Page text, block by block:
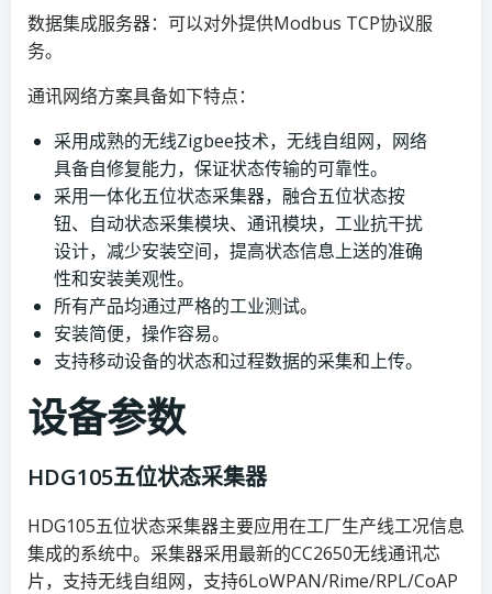
数据集成服务器：可以对外提供Modbus TCP协议服
务。
通讯网络方案具备如下特点：
采用成熟的无线Zigbee技术，无线自组网，网络
具备自修复能力，保证状态传输的可靠性。
采用一体化五位状态采集器，融合五位状态按
钮、自动状态采集模块、通讯模块，工业抗干扰
设计，减少安装空间，提高状态信息上送的准确
性和安装美观性。
所有产品均通过严格的工业测试。
安装简便，操作容易。
支持移动设备的状态和过程数据的采集和上传。
设备参数
HDG105五位状态采集器
HDG105五位状态采集器主要应用在工厂生产线工况信息
集成的系统中。采集器采用最新的CC2650无线通讯芯
片，支持无线自组网，支持6LoWPAN/Rime/RPL/CoAP